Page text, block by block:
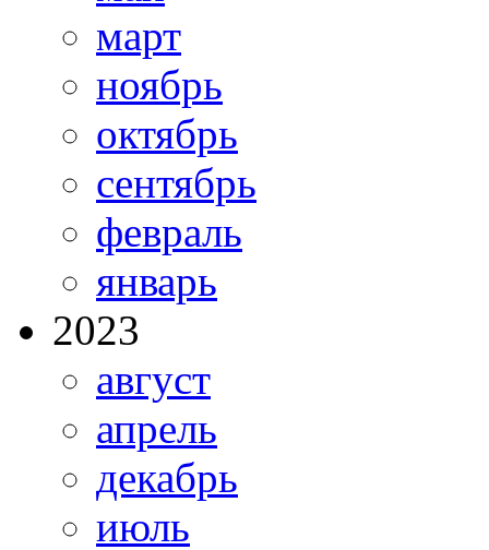
март
ноябрь
октябрь
сентябрь
февраль
январь
2023
август
апрель
декабрь
июль